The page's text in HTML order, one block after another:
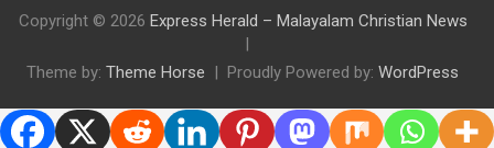
Copyright © 2026 Express Herald – Malayalam Christian News
Theme by: Theme Horse Proudly Powered by: WordPress